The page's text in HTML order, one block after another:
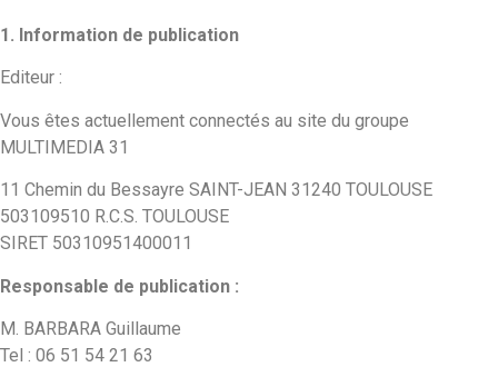
1. Information de publication
Editeur :
Vous êtes actuellement connectés au site du groupe
MULTIMEDIA 31
11 Chemin du Bessayre SAINT-JEAN 31240 TOULOUSE
503109510 R.C.S. TOULOUSE
SIRET 50310951400011
Responsable de publication :
M. BARBARA Guillaume
Tel : 06 51 54 21 63